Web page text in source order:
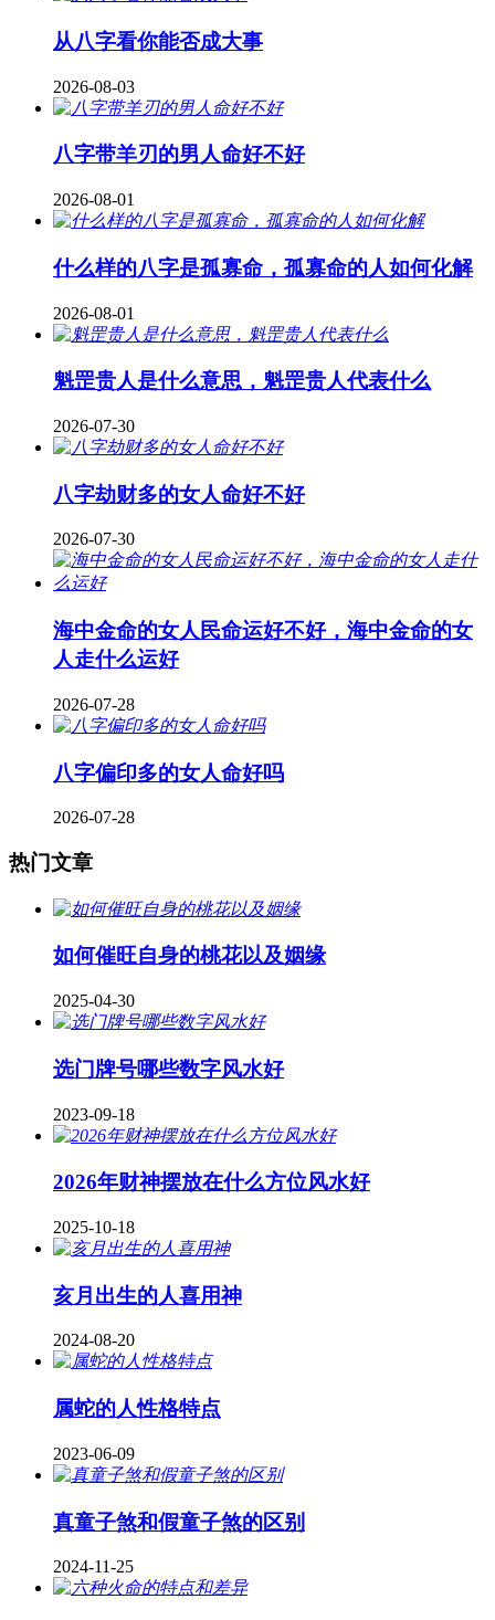
从八字看你能否成大事
2026-08-03
八字带羊刃的男人命好不好
2026-08-01
什么样的八字是孤寡命，孤寡命的人如何化解
2026-08-01
魁罡贵人是什么意思，魁罡贵人代表什么
2026-07-30
八字劫财多的女人命好不好
2026-07-30
海中金命的女人民命运好不好，海中金命的女
人走什么运好
2026-07-28
八字偏印多的女人命好吗
2026-07-28
热门文章
如何催旺自身的桃花以及姻缘
2025-04-30
​选门牌号哪些数字风水好
2023-09-18
2026年财神摆放在什么方位风水好
2025-10-18
亥月出生的人喜用神
2024-08-20
属蛇的人性格特点
2023-06-09
真童子煞和假童子煞的区别
2024-11-25